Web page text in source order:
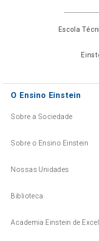
Escola
O Ensino Einstein
Sobre a Sociedade
Sobre o Ensino Einstein
Nossas Unidades
Biblioteca
Academia Einstein de